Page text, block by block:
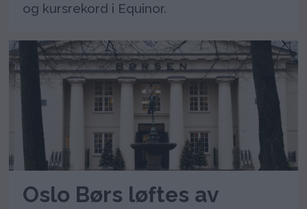
og kursrekord i Equinor.
Oslo Børs løftes av